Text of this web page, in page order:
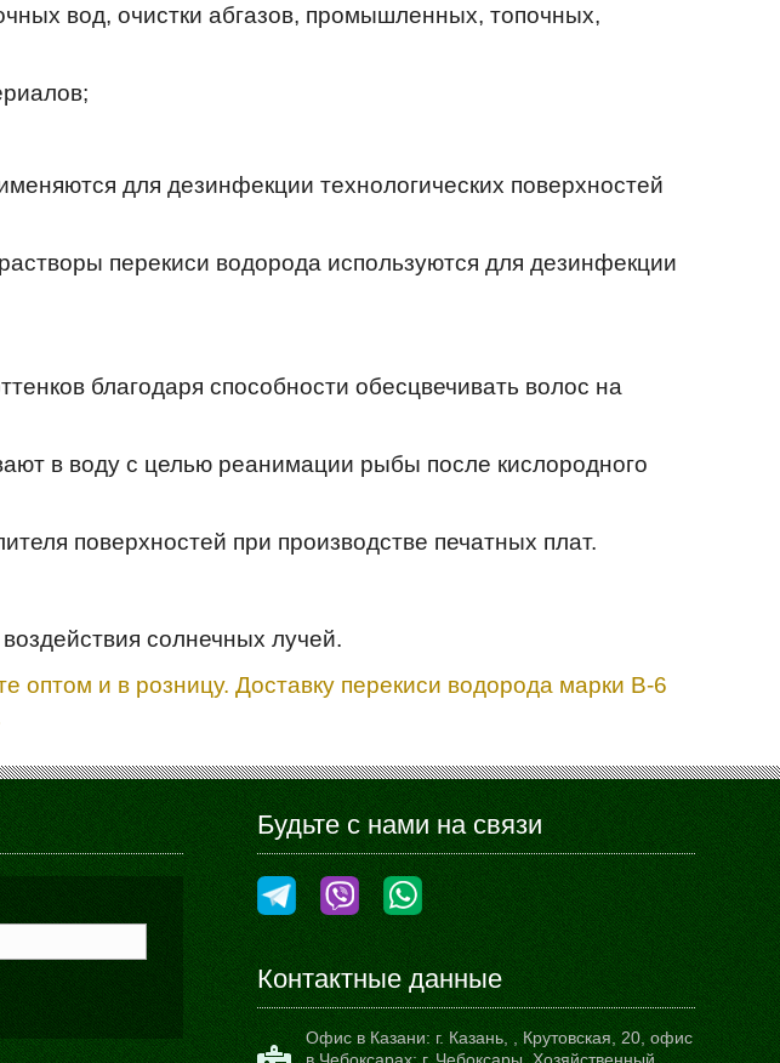
вод, очистки абгазов, промышленных, топочных,
для дезинфекции технологических поверхностей
перекиси водорода используются для дезинфекции
благодаря способности обесцвечивать волос на
в воду с целью реанимации рыбы после кислородного
поверхностей при производстве печатных плат.
солнечных лучей.
оптом и в розницу. Доставку перекиси водорода марки В-6
Будьте с нами на связи
Контактные данные
Офис в Казани: г. Казань,,Крутовская, 20, офис
в Чебоксарах: г. Чебоксары, Хозяйственный